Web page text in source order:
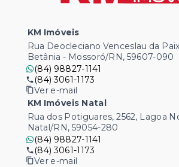
KM Imóveis
Rua Deocleciano Venceslau da
Betânia - Mossoró/RN, 59607-090
(84) 98827-1141
(84) 3061-1173
Ver e-mail
KM Imóveis Natal
Rua dos Potiguares, 2562, Lagoa
Natal/RN, 59054-280
(84) 98827-1141
(84) 3061-1173
Ver e-mail